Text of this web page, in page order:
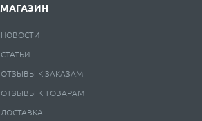
МАГАЗИН
НОВОСТИ
СТАТЬИ
ОТЗЫВЫ К ЗАКАЗАМ
ОТЗЫВЫ К ТОВАРАМ
ДОСТАВКА